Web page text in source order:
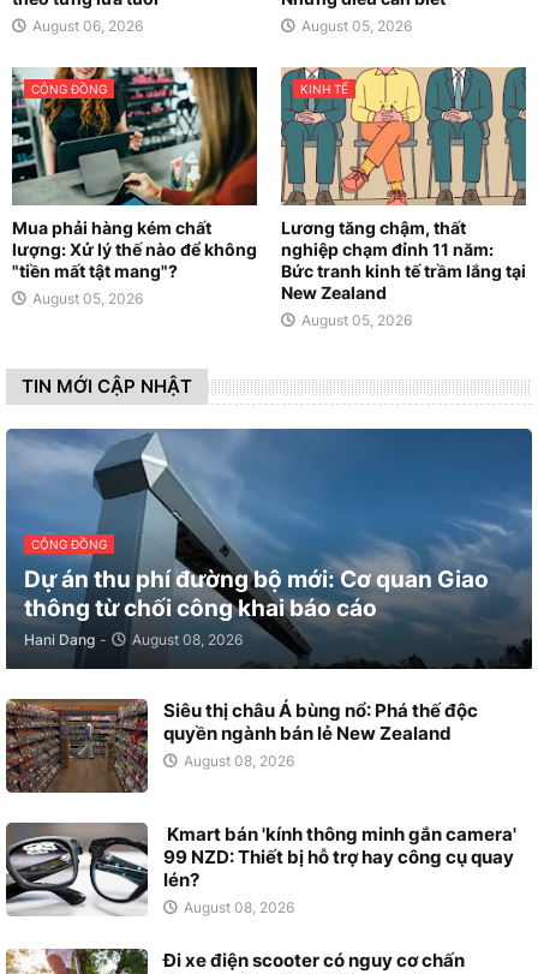
August 06, 2026 August 05, 2026
CỘNG ĐỒNG
Mua phải hàng kém chất
lượng: Xử lý thế nào để không
"tiền mất tật mang"?
August 05, 2026
KINH TẾ
Lương tăng chậm, thất
nghiệp chạm đỉnh 11 năm:
Bức tranh kinh tế trầm lắng tại
New Zealand
August 05, 2026
TIN MỚI CẬP NHẬT
CỘNG ĐỒNG
Dự án thu phí đường bộ mới: Cơ quan Giao
thông từ chối công khai báo cáo
Hani Dang - August 08, 2026
Siêu thị châu Á bùng nổ: Phá thế độc
quyền ngành bán lẻ New Zealand
August 08, 2026
Kmart bán 'kính thông minh gắn camera'
99 NZD: Thiết bị hỗ trợ hay công cụ quay
lén?
August 08, 2026
Đi xe điện scooter có nguy cơ chấn